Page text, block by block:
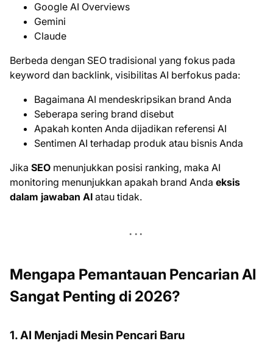
Google AI Overviews
Gemini
Claude
Berbeda dengan SEO tradisional yang fokus pada
keyword dan backlink, visibilitas AI berfokus pada:
Bagaimana AI mendeskripsikan brand Anda
Seberapa sering brand disebut
Apakah konten Anda dijadikan referensi AI
Sentimen AI terhadap produk atau bisnis Anda
Jika SEO menunjukkan posisi ranking, maka AI
monitoring menunjukkan apakah brand Anda eksis
dalam jawaban AI atau tidak.
Mengapa Pemantauan Pencarian AI
Sangat Penting di 2026?
1. AI Menjadi Mesin Pencari Baru